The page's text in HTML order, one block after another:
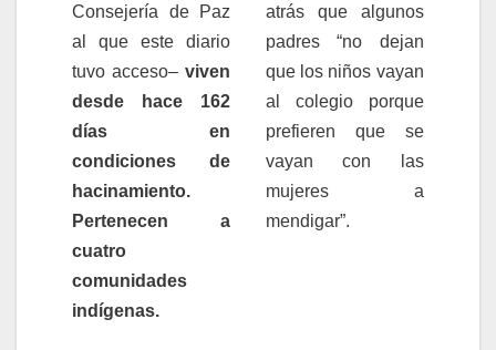
Consejería de Paz
al que este diario
tuvo acceso– viven
desde hace 162
días en
condiciones de
hacinamiento.
Pertenecen a
cuatro
comunidades
indígenas.
atrás que algunos
padres “no dejan
que los niños vayan
al colegio porque
prefieren que se
vayan con las
mujeres a
mendigar”.